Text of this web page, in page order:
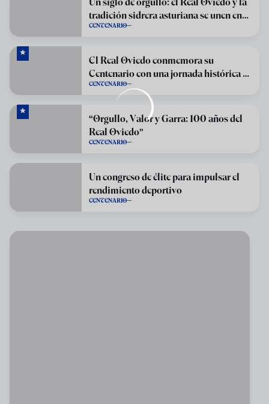
tradición sidrera asturiana se unen en
una solidaria celebración centenaria
CENTENARIO
El Real Oviedo conmemora su
Centenario con una jornada histórica en
el Carlos Tartiere
CENTENARIO
“Orgullo, Valor y Garra: 100 años del
Real Oviedo”
CENTENARIO
Un congreso de élite para impulsar el
rendimiento deportivo
CENTENARIO